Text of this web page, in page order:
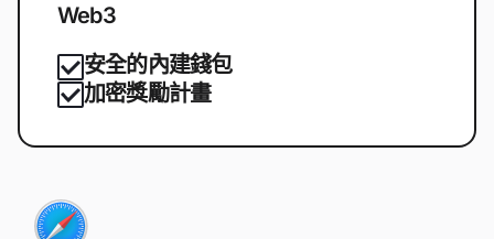
Web3
安全的內建錢包
加密獎勵計畫